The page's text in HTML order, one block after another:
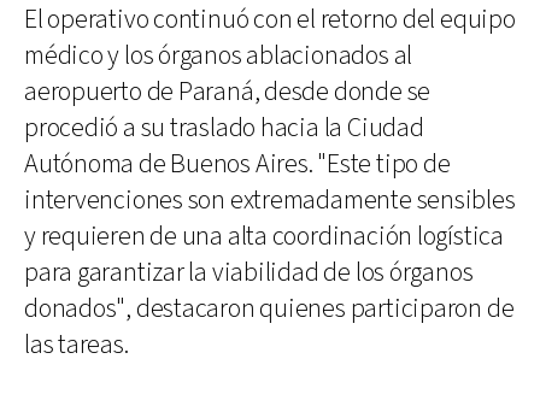
El operativo continuó con el retorno del equipo
médico y los órganos ablacionados al
aeropuerto de Paraná, desde donde se
procedió a su traslado hacia la Ciudad
Autónoma de Buenos Aires. "Este tipo de
intervenciones son extremadamente sensibles
y requieren de una alta coordinación logística
para garantizar la viabilidad de los órganos
donados", destacaron quienes participaron de
las tareas.